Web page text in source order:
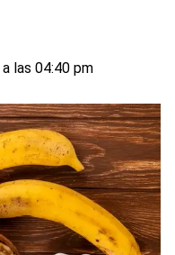
las 04:40 pm